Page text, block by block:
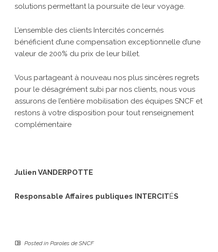
solutions permettant la poursuite de leur voyage.
L’ensemble des clients Intercités concernés
bénéficient d’une compensation exceptionnelle d’une
valeur de 200% du prix de leur billet.
Vous partageant à nouveau nos plus sincères regrets
pour le désagrément subi par nos clients, nous vous
assurons de l’entière mobilisation des équipes SNCF et
restons à votre disposition pour tout renseignement
complémentaire
Julien VANDERPOTTE
Responsable Affaires publiques INTERCITÉS
Posted in Paroles de SNCF